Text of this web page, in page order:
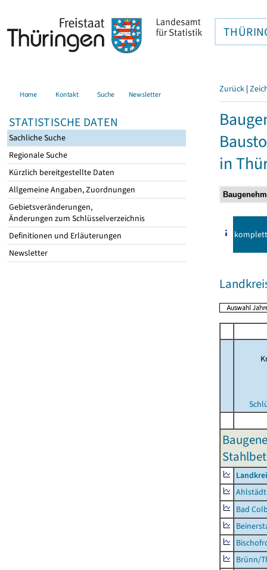
Home Kontakt Suche Newsletter
STATISTISCHE DATEN
Sachliche Suche
Regionale Suche
Kürzlich bereitgestellte Daten
Allgemeine Angaben, Zuordnungen
Gebietsveränderungen,
Änderungen zum Schlüsselverzeichnis
Definitionen und Erläuterungen
Newsletter
Zurück |
in
komplett
Ahlstädt
Bad
Brünn/